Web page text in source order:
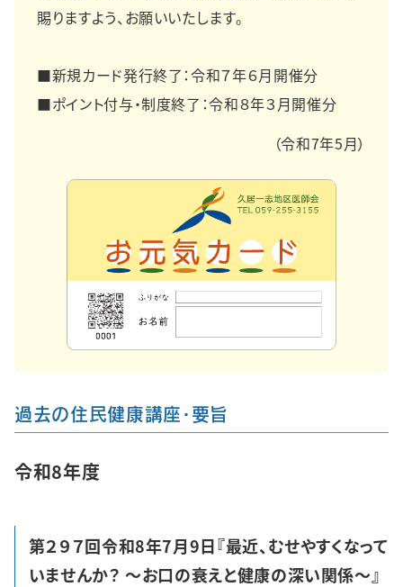
賜りますよう、お願いいたします。
■新規カード発行終了：令和７年６月開催分
■ポイント付与・制度終了：令和８年３月開催分
（令和7年5月）
過去の住⺠健康講座・要旨
令和8年度
第２９７回令和8年7月9日『最近、むせやすくなって
いませんか？ ～お口の衰えと健康の深い関係～』